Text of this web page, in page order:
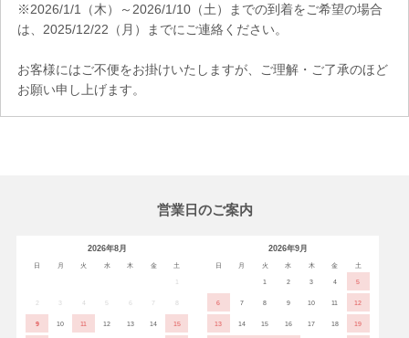
※2026/1/1（木）～2026/1/10（土）までの到着をご希望の場合
は、2025/12/22（月）までにご連絡ください。
お客様にはご不便をお掛けいたしますが、ご理解・ご了承のほど
お願い申し上げます。
営業日のご案内
2026年8月
日 月 火 水 木 金 土
1
2 3 4 5 6 7 8
9 10 11 12 13 14 15
2026年9月
日 月 火 水 木 金 土
1 2 3 4 5
6 7 8 9 10 11 12
13 14 15 16 17 18 19